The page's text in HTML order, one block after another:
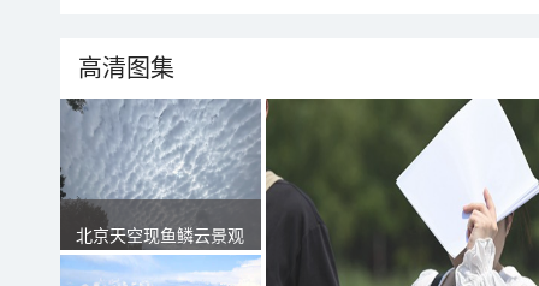
高清图集
北京天空现鱼鳞云景观